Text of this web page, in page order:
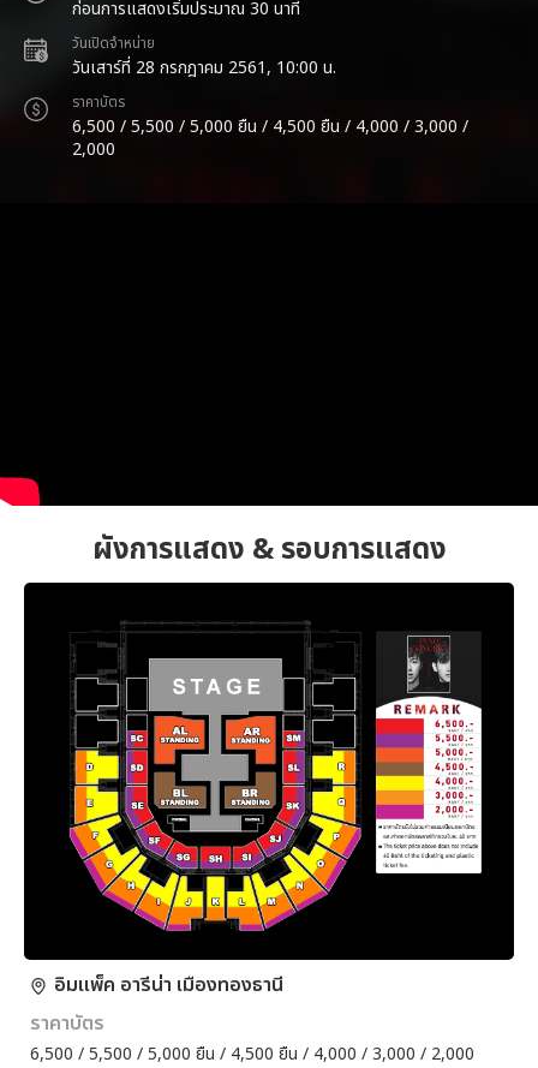
ก่อนการแสดงเริ่มประมาณ 30 นาที
วันเปิดจำหน่าย
วันเสาร์ที่ 28 กรกฎาคม 2561, 10:00 น.
ราคาบัตร
6,500 / 5,500 / 5,000 ยืน / 4,500 ยืน / 4,000 / 3,000 /
2,000
ผังการแสดง & รอบการแสดง
อิมแพ็ค อารีน่า เมืองทองธานี
ราคาบัตร
6,500 / 5,500 / 5,000 ยืน / 4,500 ยืน / 4,000 / 3,000 / 2,000